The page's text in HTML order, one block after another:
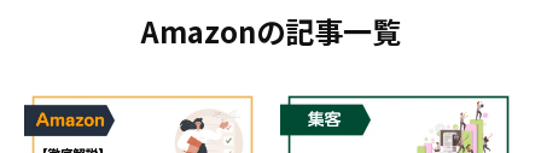
Amazonの記事一覧